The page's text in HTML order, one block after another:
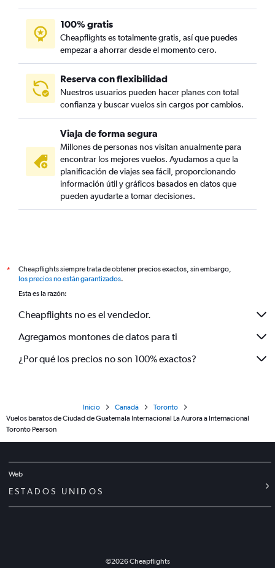
100% gratis
Cheapflights es totalmente gratis, así que puedes
empezar a ahorrar desde el momento cero.
Reserva con flexibilidad
Nuestros usuarios pueden hacer planes con total
confianza y buscar vuelos sin cargos por cambios.
Viaja de forma segura
Millones de personas nos visitan anualmente para
encontrar los mejores vuelos. Ayudamos a que la
planificación de viajes sea fácil, proporcionando
información útil y gráficos basados en datos que
pueden ayudarte a tomar decisiones.
*
Cheapflights siempre trata de obtener precios exactos, sin embargo,
los precios no están garantizados.
Esta es la razón:
Cheapflights no es el vendedor.
Agregamos montones de datos para ti
¿Por qué los precios no son 100% exactos?
Inicio Canadá
Toronto
Vuelos baratos de Ciudad de Guatemala Internacional La Aurora a Internacional
Toronto Pearson
Web
ESTADOS UNIDOS
©2026Cheapflights